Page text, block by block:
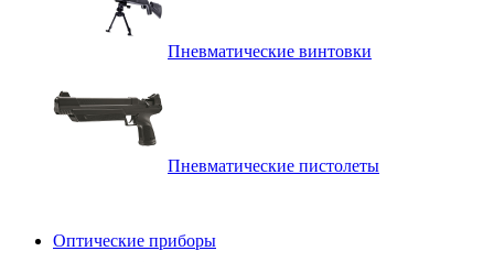
Пневматические винтовки
Пневматические пистолеты
Оптические приборы